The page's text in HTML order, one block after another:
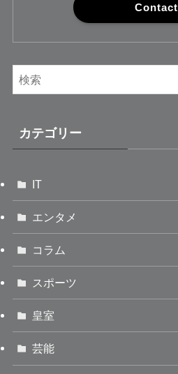
Contact
カテゴリー
IT
エンタメ
コラム
スポーツ
皇室
芸能